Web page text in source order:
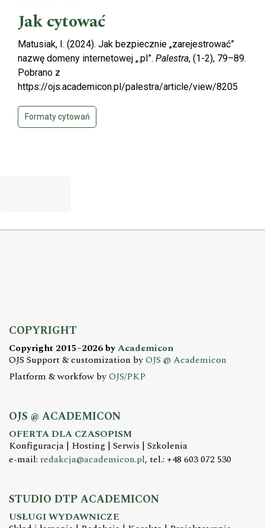
Jak cytować
Matusiak, I. (2024). Jak bezpiecznie „zarejestrować”
nazwę domeny internetowej „.pl”. Palestra, (1-2), 79–89.
Pobrano z
https://ojs.academicon.pl/palestra/article/view/8205
Formaty cytowań
COPYRIGHT
Copyright 2015–2026 byAcademicon
OJS Support & customization byOJS @ Academicon
Platform & workfow byOJS/PKP
OJS @ ACADEMICON
OFERTA DLA CZASOPISM
Konfiguracja | Hosting | Serwis | Szkolenia
e-mail: redakcja@academicon.pl, tel.: +48 603 072 530
STUDIO DTP ACADEMICON
USŁUGI WYDAWNICZE